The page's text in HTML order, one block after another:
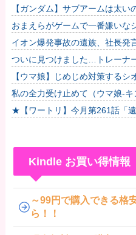
【ガンダム】サブアームは太
おまえらがゲームで一番嫌いな
イオン爆発事故の遺族、社長発
して」
ついに見つけました…トレーナ
【ウマ娘】じめじめ対策するシ
私の全力受け止めて（ウマ娘-キ
イ、フサイチパンドラ、ライン
★【ワートリ】今月第261話「
Kindle お買い得情報
～99円で購入できる格
ら！！